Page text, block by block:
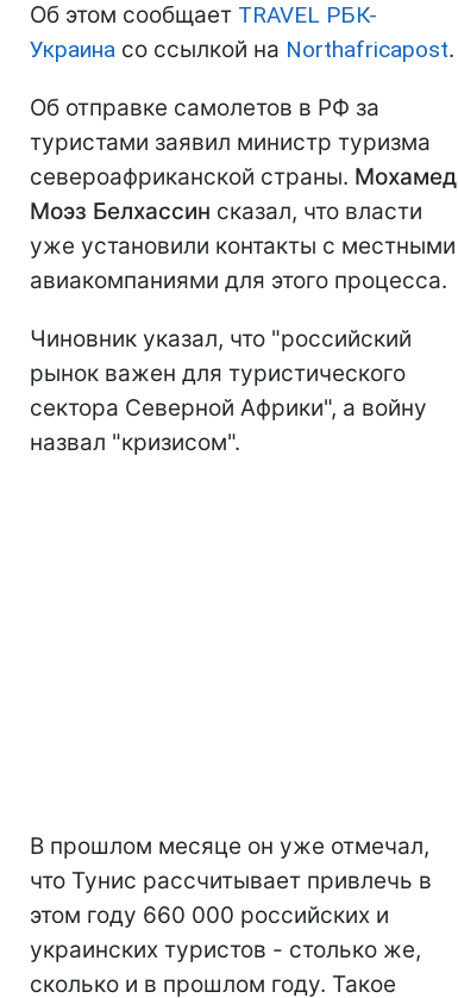
Об этом сообщает TRAVEL РБК-
Украина со ссылкой на Northafricapost.
Об отправке самолетов в РФ за
туристами заявил министр туризма
североафриканской страны. Мохамед
Моэз Белхассин сказал, что власти
уже установили контакты с местными
авиакомпаниями для этого процесса.
Чиновник указал, что "российский
рынок важен для туристического
сектора Северной Африки", а войну
назвал "кризисом".
В прошлом месяце он уже отмечал,
что Тунис рассчитывает привлечь в
этом году 660 000 российских и
украинских туристов - столько же,
сколько и в прошлом году. Такое